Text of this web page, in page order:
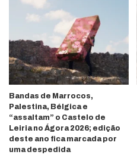
Bandas de Marrocos,
Palestina, Bélgica e
“assaltam” o Castelo de
Leiria no Ágora 2026; edição
deste ano fica marcada por
uma despedida